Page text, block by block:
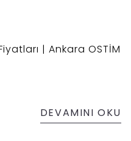
| Ankara OSTİM
DEVAMINI OKU